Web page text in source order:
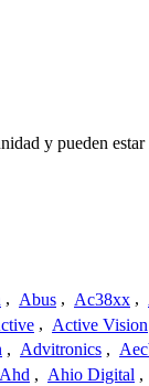
y pueden estar
, Abus , Ac38xx ,
, Active Vision
, Advitronics ,
Ahd , Ahio Digital ,